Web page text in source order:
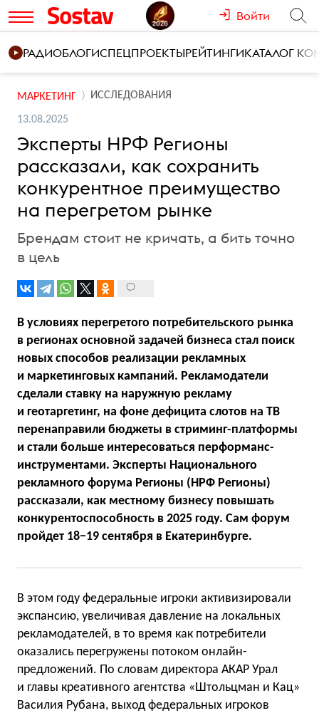
Войти
РАДИОБЛОГИСПЕЦПРОЕКТЫРЕЙТИНГИКАТАЛОГ
МАРКЕТИНГ ИССЛЕДОВАНИЯ
13.08.2025
Эксперты НРФ Регионы
рассказали, как сохранить
конкурентное преимущество
на перегретом рынке
Брендам стоит не кричать, а бить точно
в цель
В условиях перегретого потребительского рынка
в регионах основной задачей бизнеса стал поиск
новых способов реализации рекламных
и маркетинговых кампаний. Рекламодатели
сделали ставку на наружную рекламу
и геотаргетинг, на фоне дефицита слотов на ТВ
перенаправили бюджеты в стриминг-платформы
и стали больше интересоваться перформанс-
инструментами. Эксперты Национального
рекламного форума Регионы (НРФ Регионы)
рассказали, как местному бизнесу повышать
конкурентоспособность в 2025 году. Сам форум
пройдет 18−19 сентября в Екатеринбурге.
В этом году федеральные игроки активизировали
экспансию, увеличивая давление на локальных
рекламодателей, в то время как потребители
оказались перегружены потоком онлайн-
предложений. По словам директора АКАР Урал
и главы креативного агентства «Штольцман и Кац»
Василия Рубана, выход федеральных игроков